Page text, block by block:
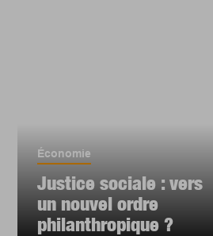
Économie
Justice sociale : vers
un nouvel ordre
philanthropique ?